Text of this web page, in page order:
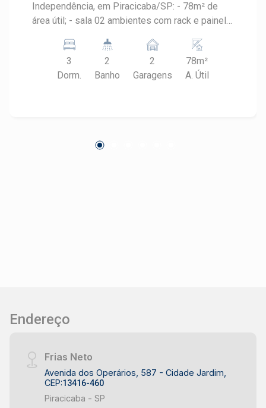
Independência, em Piracicaba/SP: - 78m² de
área útil; - sala 02 ambientes com rack e painel
lavanderia com armário planejado; - 03
dormitórios todos com armário embutido, sendo
01 suíte; - 02 banheiros com cuba: social e da
para a cidade, perfeito para relaxar e socializar.
3
Dorm.
2
Banho
2
Garagens
78m²
A. Útil
Endereço
Frias Neto
Avenida dos Operários, 587 - Cidade Jardim,
CEP:13416-460
Piracicaba - SP